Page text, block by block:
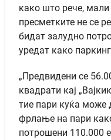
како што рече,
пресметките не се
бидат залудно
уредат како
„Предвидени се
квадрати кај
тие пари куќа може
фрлање на пари
потрошени 110.000